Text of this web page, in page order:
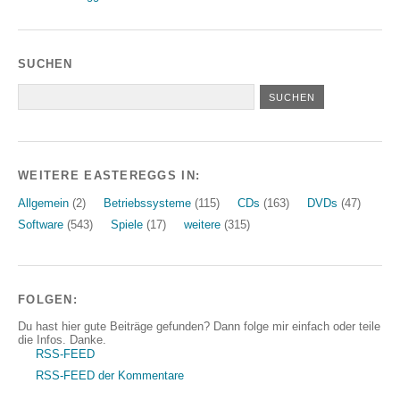
SUCHEN
WEITERE EASTEREGGS IN:
Allgemein (2) Betriebssysteme (115) CDs (163) DVDs (47)
Software (543) Spiele (17) weitere (315)
FOLGEN:
Du hast hier gute Beiträge gefunden? Dann folge mir einfach oder teile
die Infos. Danke.
RSS-FEED
RSS-FEED der Kommentare